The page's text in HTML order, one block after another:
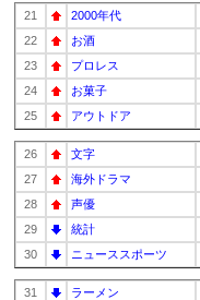
21 2000年代
22
お酒
23
プロレス
24
お菓子
25
アウトドア
26 文字
27
海外ドラマ
28
声優
29
統計
30
ニューススポーツ
31 ラーメン